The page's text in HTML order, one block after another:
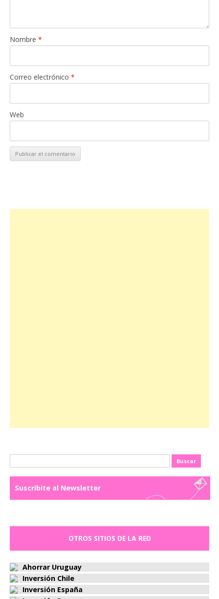
Nombre *
Correo electrónico *
Web
Suscribite al Newsletter
OTROS SITIOS DE LA RED
Ahorrar Uruguay
Inversión Chile
Inversión España